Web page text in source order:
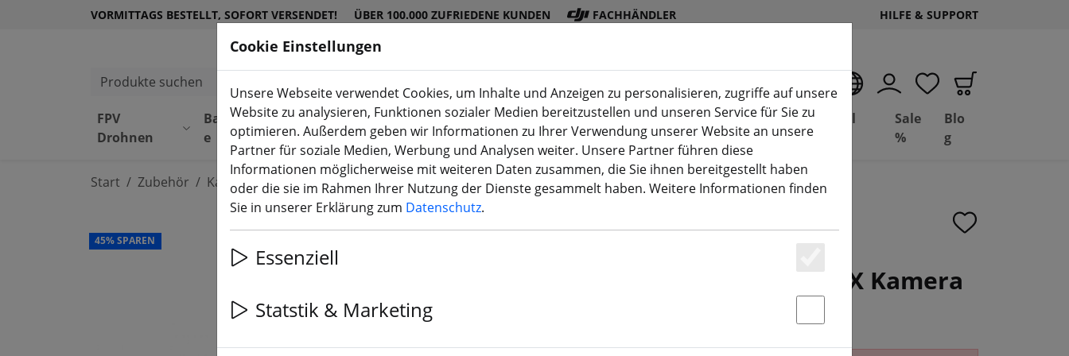
VORMITTAGS BESTELLT, SOFORT VERSENDET! ÜBER 100.000 ZUFRIEDENE KUNDEN FACHHÄNDLER HILFE & SUPPORT
Produkte suchen
FPV
Drohnen
Bauteil
e
Equipmen
t
DJI
Shop
Akku
s
Propelle
r
Zubehö
r
3D
Druck(aktuelle Seite)
Deal
Depot
Basil
Sale
%
Blo
g
Start Zubehör Kabel & Stecker
Fatshark 5p Molex/bare TX Kamera
45% SPAREN
Cookie Einstellungen
Unsere Webseite verwendet Cookies, um Inhalte und Anzeigen zu personalisieren, zugriffe auf unsere
Website zu analysieren, Funktionen sozialer Medien bereitzustellen und unseren Service für Sie zu
optimieren. Außerdem geben wir Informationen zu Ihrer Verwendung unserer Website an unsere
Partner für soziale Medien, Werbung und Analysen weiter. Unsere Partner führen diese
Informationen möglicherweise mit weiteren Daten zusammen, die Sie ihnen bereitgestellt haben
oder die sie im Rahmen Ihrer Nutzung der Dienste gesammelt haben. Weitere Informationen finden
Sie in unserer Erklärung zum Datenschutz.
Essenziell
Essenziell
Statstik & Marketing